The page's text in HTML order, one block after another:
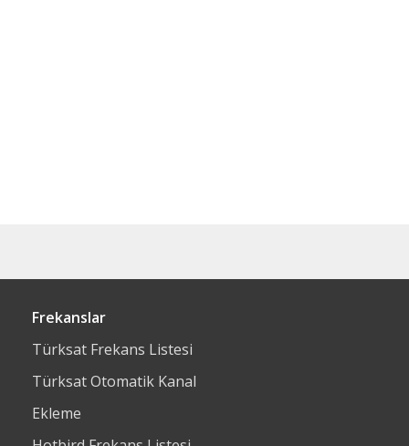
Frekanslar
Türksat Frekans Listesi
Türksat Otomatik Kanal
Ekleme